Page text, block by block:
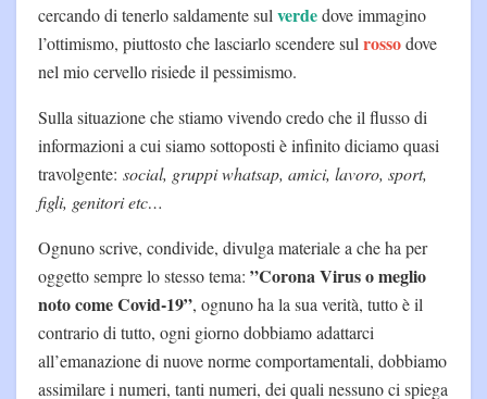
cercando di tenerlo saldamente sul verdedove immagino
l’ottimismo, piuttosto che lasciarlo scendere sul rossodove
nel mio cervello risiede il pessimismo.
Sulla situazione che stiamo vivendo credo che il flusso di
informazioni a cui siamo sottoposti è infinito diciamo quasi
travolgente: social, gruppi whatsap, amici, lavoro, sport,
figli, genitori etc…
Ognuno scrive, condivide, divulga materiale a che ha per
oggetto sempre lo stesso tema: ”Corona Virus o meglio
noto come Covid-19”, ognuno ha la sua verità, tutto è il
contrario di tutto, ogni giorno dobbiamo adattarci
all’emanazione di nuove norme comportamentali, dobbiamo
assimilare i numeri, tanti numeri, dei quali nessuno ci spiega